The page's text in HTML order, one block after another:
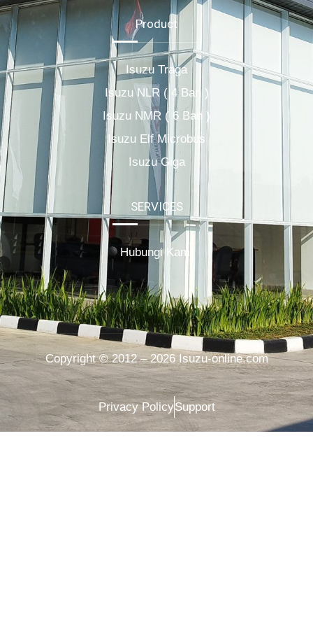
Product
Isuzu Traga
Isuzu NLR ( 4 Ban )
Isuzu NMR ( 6 Ban )
Isuzu Elf Microbus
Isuzu Giga
SERVICES
Hubungi Kami
Copyright © 2012 – 2026 Isuzu-online.com
Privacy PolicySupport